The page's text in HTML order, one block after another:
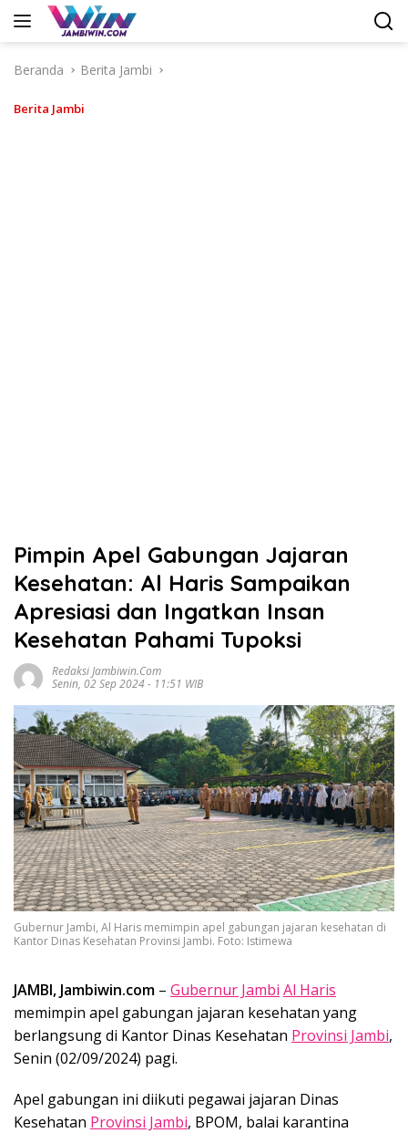
Langsung
Beranda
Berita Jambi
Berita Jambi
Pimpin Apel Gabungan Jajaran
Kesehatan: Al Haris Sampaikan
Apresiasi dan Ingatkan Insan
Kesehatan Pahami Tupoksi
Redaksi Jambiwin.com
Senin, 02 Sep 2024 - 11:51 WIB
Gubernur Jambi, Al Haris memimpin apel gabungan jajaran kesehatan di
Kantor Dinas Kesehatan Provinsi Jambi. Foto: Istimewa
JAMBI, Jambiwin.com – Gubernur Jambi Al Haris
memimpin apel gabungan jajaran kesehatan yang
berlangsung di Kantor Dinas Kesehatan Provinsi Jambi,
Senin (02/09/2024) pagi.
Apel gabungan ini diikuti pegawai jajaran Dinas
Kesehatan Provinsi Jambi, BPOM, balai karantina